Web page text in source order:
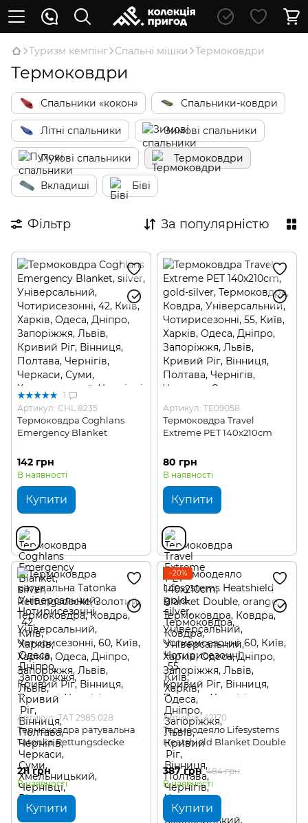
Туризм кемпінг Спальні мішки Термоковдри
Термоковдри
Спальники «кокон» Спальники-ковдри
Літні спальники Зимові спальники
Пухові спальники Термоковдри
Вкладиші Біві
Фільтр За популярністю
1
Артикул: CHL.8235
Термоковдра Coghlans
Emergency Blanket
142 грн
В наявності
Купити
Артикул: TE09058
Термоковдра Travel
Extreme PET 140x210cm
80 грн
В наявності
Купити
Артикул: TAT 2985.028
Термоковдра ратувальна
Tatonka Rettungsdecke
211 грн
В наявності
Купити
−20%
Артикул: 42170
Термоодеяло Lifesystems
Heatshield Blanket Double
387 грн 484 грн
В наявності
Купити